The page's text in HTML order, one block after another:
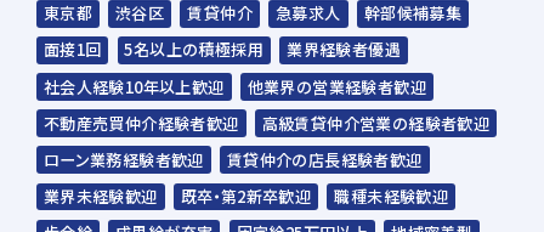
※入社時期は相談に応じます。
※現在、在職中の方も積極的にご応募くださ
い。応募の秘密は厳守いたします。
広い店内ですが、繁忙
期に入るとお客様がお
待ちになることも。
渋谷道玄坂店は『渋
谷』駅徒歩3分の立
地。1Fがロッテリアの
東京都 渋谷区 賃貸仲介 急募求人
幹部候補募集
面接1回
5名以上の積極採用
業界経験者優遇
社会人経験10年以上歓迎
他業界の営業経験者歓迎
不動産売買仲介経験者歓迎
高級賃貸仲介営業の経験者歓迎
ローン業務経験者歓迎
賃貸仲介の店長経験者歓迎
業界未経験歓迎
既卒・第2新卒歓迎
職種未経験歓迎